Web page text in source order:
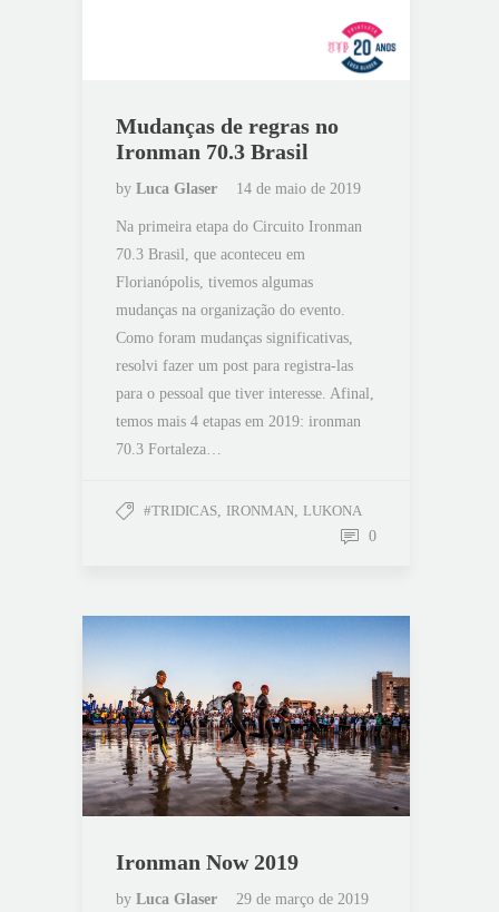
Mudanças de regras no
Ironman 70.3 Brasil
by Luca Glaser 14 de maio de 2019
Na primeira etapa do Circuito Ironman
70.3 Brasil, que aconteceu em
Florianópolis, tivemos algumas
mudanças na organização do evento.
Como foram mudanças significativas,
resolvi fazer um post para registra-las
para o pessoal que tiver interesse. Afinal,
temos mais 4 etapas em 2019: ironman
70.3 Fortaleza…
#TRIDICAS, IRONMAN, LUKONA
0
Ironman Now 2019
by Luca Glaser 29 de março de 2019